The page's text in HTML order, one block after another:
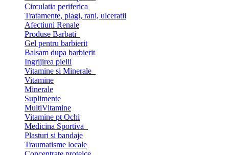
Circulatia periferica
Tratamente, plagi, rani, ulceratii
Afectiuni Renale
Produse Barbati
Gel pentru barbierit
Balsam dupa barbierit
Ingrijirea pielii
Vitamine si Minerale
Vitamine
Minerale
Suplimente
MultiVitamine
Vitamine pt Ochi
Medicina Sportiva
Plasturi si bandaje
Traumatisme locale